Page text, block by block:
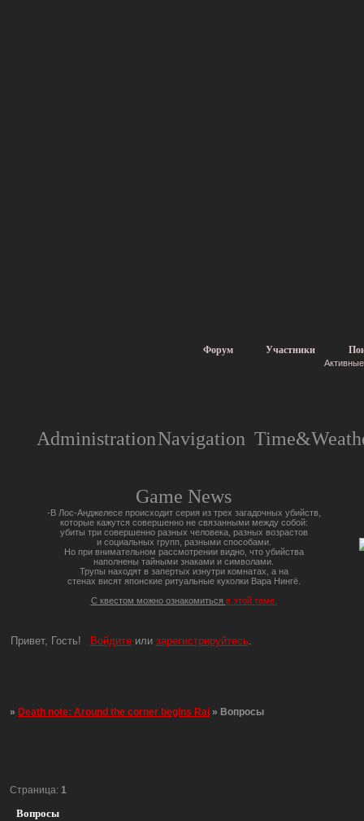
Форум Участники
AdministrationNavigation
Game News
-В Лос-Анджелесе происходит серия из трех загадочных убийств,
которые кажутся совершенно не связанными между собой:
убиты три совершенно разных человека, разных возрастов
и социальных групп, разными способами.
Но при внимательном рассмотрении видно, что убийства
наполнены тайными знаками и символами.
Трупы находят в запертых изнутри комнатах, а на
стенах висят японские ритуальные куколки Вара Нингё.
С квестом можно ознакомиться в этой теме.
Привет, Гость! Войдитеили зарегистрируйтесь.
»Death note: Around the corner begins Rai » Вопросы
Вопросы
Страница: 1